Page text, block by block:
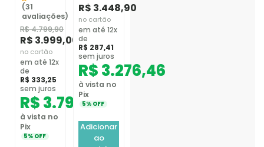
(31
avaliações)
R$4.799,90
R$ 3.999,00
no cartão
em até 12x
de
R$ 333,25
sem juros
R$3.799,05
à vista no
Pix
5% OFF
R$ 3.448,90
no cartão
em até 12x
de
R$ 287,41
sem juros
R$3.276,46
à vista no
Pix
5% OFF
Adicionar
ao